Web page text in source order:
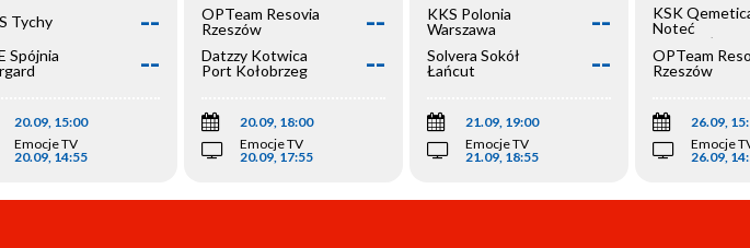
Tychy --
Spójnia
--
20.09, 15:00
Emocje TV
20.09, 14:55
OPTeam Resovia
Rzeszów
--
Datzzy Kotwica
Port Kołobrzeg
--
20.09, 18:00
Emocje TV
20.09, 17:55
KKS Polonia
Warszawa
--
Solvera Sokół
Łańcut
--
21.09, 19:00
Emocje TV
21.09, 18:55
KSK
Noteć
Inowrocław
OPTeam
Rzeszów
26.09,
Emocje
26.09,